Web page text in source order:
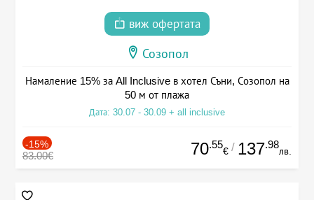
виж офертата
Созопол
Намаление 15% за All Inclusive в хотел Съни, Созопол на
50 м от плажа
Дата: 30.07 - 30.09 + all inclusive
-15%
83.00€ 70.55
€ / 137.98
лв.